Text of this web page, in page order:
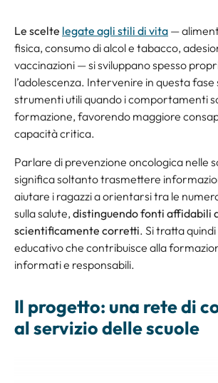
Le scelte legate agli stili di vita —
fisica, consumo di alcol e tabacco,
vaccinazioni — si sviluppano spesso
l’adolescenza. Intervenire in questa
strumenti utili quando i comportamenti
formazione, favorendo maggiore
capacità critica.
Parlare di prevenzione oncologica nelle
significa soltanto trasmettere
aiutare i ragazzi a orientarsi tra le
sulla salute,distinguendo fonti affidabili
scientificamente corretti. Si tratta
educativo che contribuisce alla
informati e responsabili.
Il progetto: una rete di
al servizio delle scuole